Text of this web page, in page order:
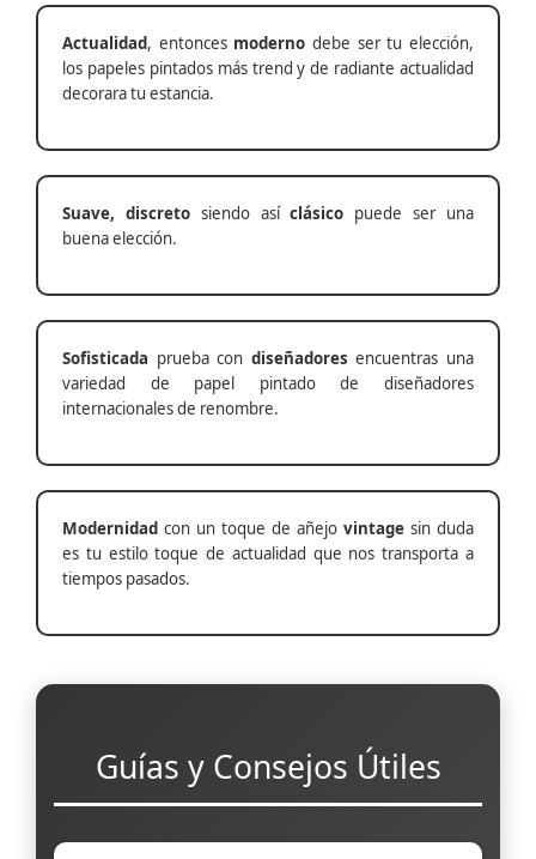
Actualidad, entonces moderno debe ser tu elección,
los papeles pintados más trend y de radiante actualidad
decorara tu estancia.
Suave, discretosiendo asíclásico puede ser una
buena elección.
Sofisticada prueba con diseñadores encuentras una
variedad de papel pintado de diseñadores
internacionales de renombre.
Modernidad con un toque de añejo vintage sin duda
es tu estilo toque de actualidad que nos transporta a
tiempos pasados.
Guías y Consejos Útiles